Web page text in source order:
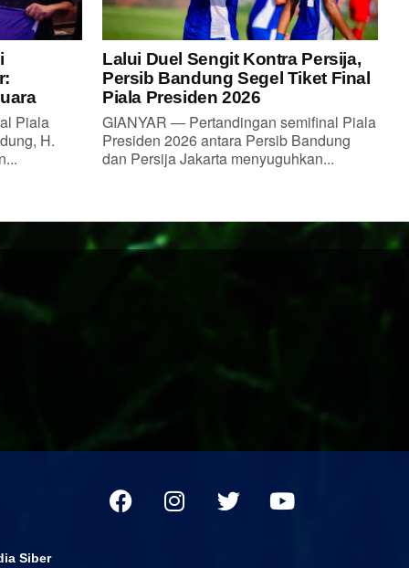
Piala
H.
Lalui Duel Sengit Kontra Persija,
Persib Bandung Segel Tiket Final
Piala Presiden 2026
GIANYAR — Pertandingan semifinal Piala
Presiden 2026 antara Persib Bandung
dan Persija Jakarta menyuguhkan...
Siber